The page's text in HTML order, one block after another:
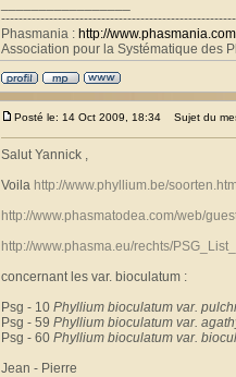
Phasmania : http://www.phasmania.com
Association pour la Systématique des
Posté le: 14 Oct 2009, 18:34 Sujet du
Salut Yannick ,
Voila http://www.phyllium.be/soorten.html
http://www.phasmatodea.com/web/
http://www.phasma.eu/rechts/
concernant les var. bioculatum :
Psg - 10 Phyllium bioculatum var.
Psg - 59 Phyllium bioculatum var.
Psg - 60 Phyllium bioculatum var.
Jean - Pierre